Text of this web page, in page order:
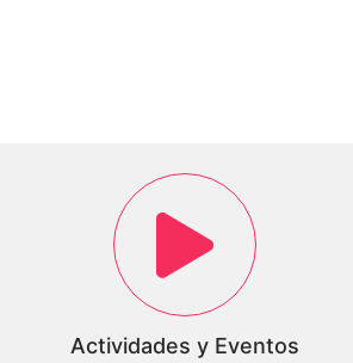
Actividades y Eventos